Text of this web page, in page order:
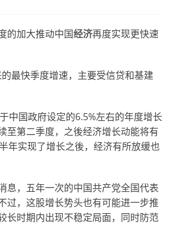
的加大推动中国经济再度实现更快速
最快季度增速，主要受信贷和基建
中国政府设定的6.5%左右的年度增长
至第二季度，之後经济增长动能将有
年实现了增长之後，经济有所放缓也
息，五年一次的中国共产党全国代表
过，这股增长势头也有可能进一步推
长时期内出现不稳定局面，同时防范